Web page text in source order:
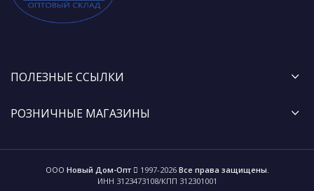
ПОЛЕЗНЫЕ ССЫЛКИ
РОЗНИЧНЫЕ МАГАЗИНЫ
ООО Новый Дом-Опт 1997-2026 Все права защищены.
ИНН 3123473108/КПП 312301001